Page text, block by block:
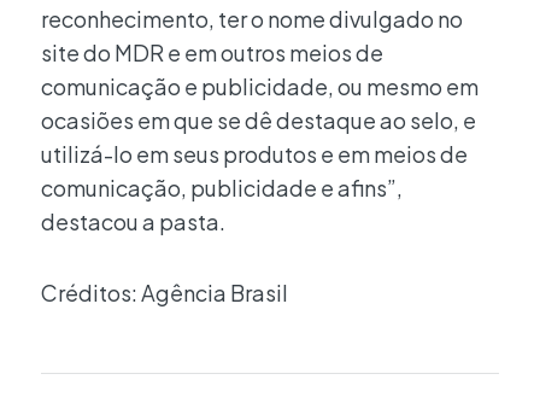
reconhecimento, ter o nome divulgado no
site do MDR e em outros meios de
comunicação e publicidade, ou mesmo em
ocasiões em que se dê destaque ao selo, e
utilizá-lo em seus produtos e em meios de
comunicação, publicidade e afins”,
destacou a pasta.
Créditos: Agência Brasil